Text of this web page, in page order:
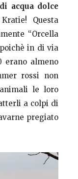
acqua dolce
Questa
“Orcella
in di via
erano almeno
rossi non
le loro
a colpi di
pregiato